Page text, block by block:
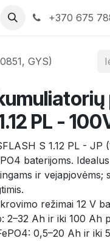
+370 675
GYS)
PL -
S 1.12 PL - JP
baterijoms.
ir
režimai 12 V
2–32 Ah ir iki 100 Ah
0,5–20 Ah ir iki